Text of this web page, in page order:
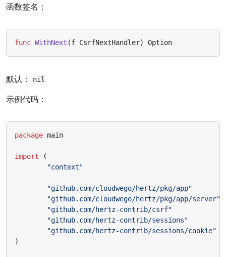
函数签名：
func WithNext (f CsrfNextHandler) Option
默认： nil
示例代码：
package main
import
(
"context"
"github.com/cloudwego/hertz/pkg/app"
"github.com/cloudwego/hertz/pkg/app/server"
"github.com/hertz-contrib/csrf"
"github.com/hertz-contrib/sessions"
"github.com/hertz-contrib/sessions/cookie"
)